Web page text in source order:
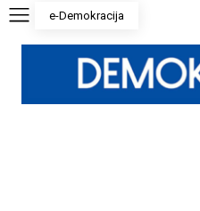
e-Demokracija